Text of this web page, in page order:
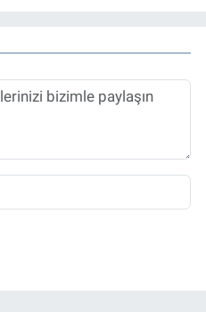
Ekonomi Editörü olarak